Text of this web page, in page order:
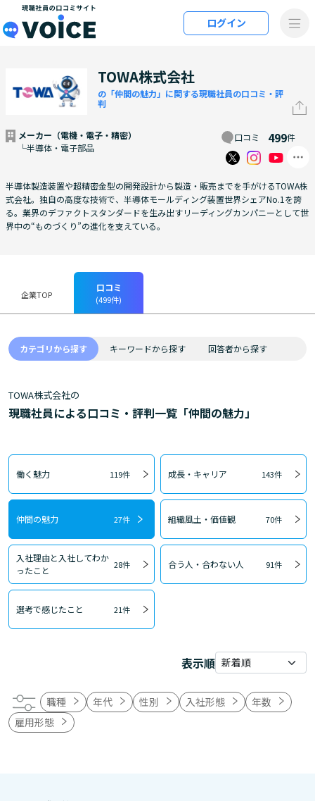
メインコンテンツにスキップ
ログイン
TOWA株式会社
の「仲間の魅力」に関する現職社員の口コミ・評
判
メーカー（電機・電子・精密）
└半導体・電子部品
口コミ 499件
半導体製造装置や超精密金型の開発設計から製造・販売までを手がけるTOWA株
式会社。独自の高度な技術で、半導体モールディング装置世界シェアNo.1を誇
る。業界のデファクトスタンダードを生み出すリーディングカンパニーとして世
界中の“ものづくり”の進化を支えている。
企業TOP
口コミ
(499件)
カテゴリから探す キーワードから探す 回答者から探す
TOWA株式会社の
現職社員による口コミ・評判一覧「仲間の魅力」
働く魅力 119件 成長・キャリア 143件
仲間の魅力 27件 組織風土・価値観 70件
入社理由と入社してわか
ったこと
28件 合う人・合わない人 91件
選考で感じたこと 21件
表示順
職種 年代 性別 入社形態
年数
雇用形態